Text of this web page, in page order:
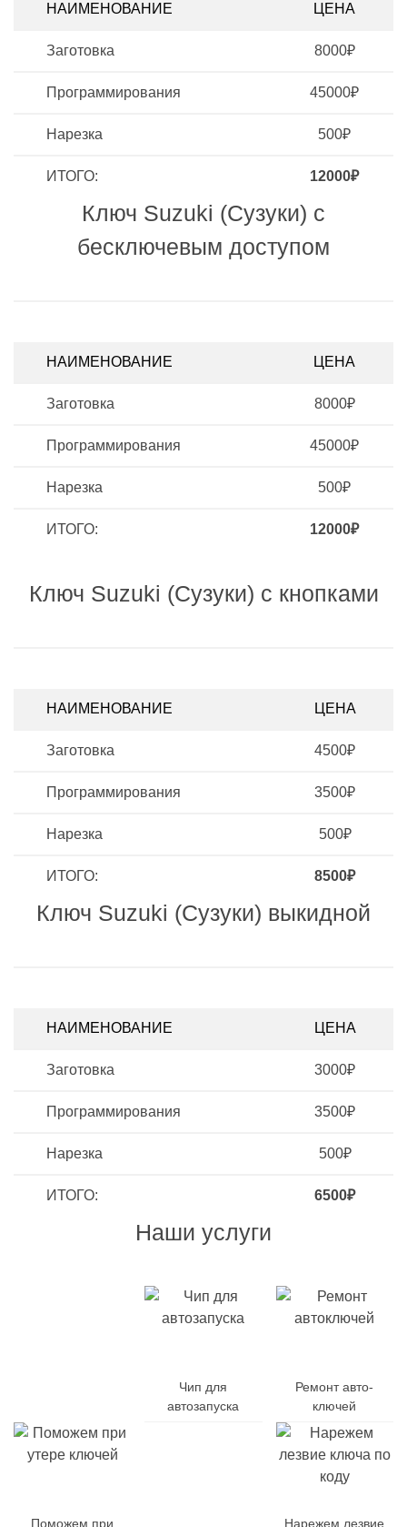
НАИМЕНОВАНИЕ ЦЕНА
Заготовка 8000₽
Программирования 45000₽
Нарезка 500₽
ИТОГО: 12000₽
Ключ Suzuki (Сузуки) с
бесключевым доступом
НАИМЕНОВАНИЕ ЦЕНА
Заготовка 8000₽
Программирования 45000₽
Нарезка 500₽
ИТОГО: 12000₽
Ключ Suzuki (Сузуки) с кнопками
НАИМЕНОВАНИЕ ЦЕНА
Заготовка 4500₽
Программирования 3500₽
Нарезка 500₽
ИТОГО: 8500₽
Ключ Suzuki (Сузуки) выкидной
НАИМЕНОВАНИЕ ЦЕНА
Заготовка 3000₽
Программирования 3500₽
Нарезка 500₽
ИТОГО: 6500₽
Наши услуги
Чип для
автозапуска
Ремонт авто-
ключей
Поможем при Нарежем лезвие